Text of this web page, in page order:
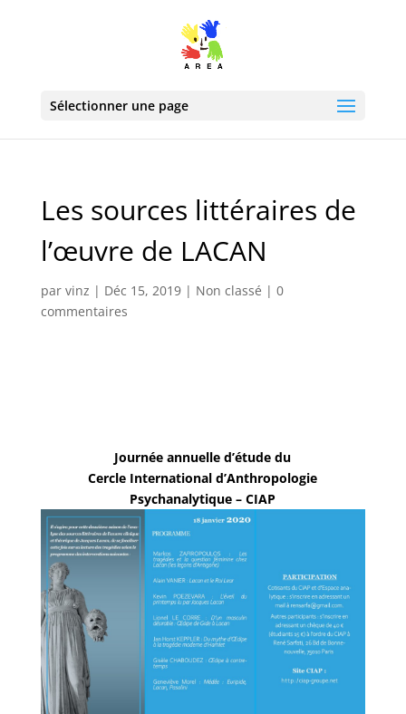
Sélectionner une page
Les sources littéraires de
l’œuvre de LACAN
par vinz | Déc 15, 2019| Non classé | 0
commentaires
Journée annuelle d’étude du
Cercle International d’Anthropologie
Psychanalytique – CIAP